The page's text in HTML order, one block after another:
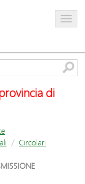
di
Circolari